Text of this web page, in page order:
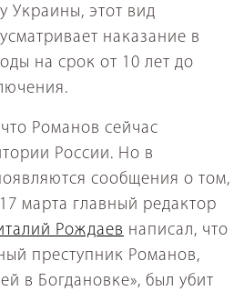
Украины, этот вид
наказание в
на срок от 10 лет до
Романов сейчас
России. Но в
сообщения о том,
марта главный редактор
Рождаев написал, что
преступник Романов,
в Богдановке», был убит